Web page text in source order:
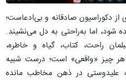
از دکوراسیون صادقانه و بی‌ادعاست؛
شود، اما به‌راحتی به دل می‌نشیند.
راحت، کتاب، گیاه و خاطره،
چیز «واقعی» است؛ درست شبیه
علیدوستی در ذهن مخاطب مانده